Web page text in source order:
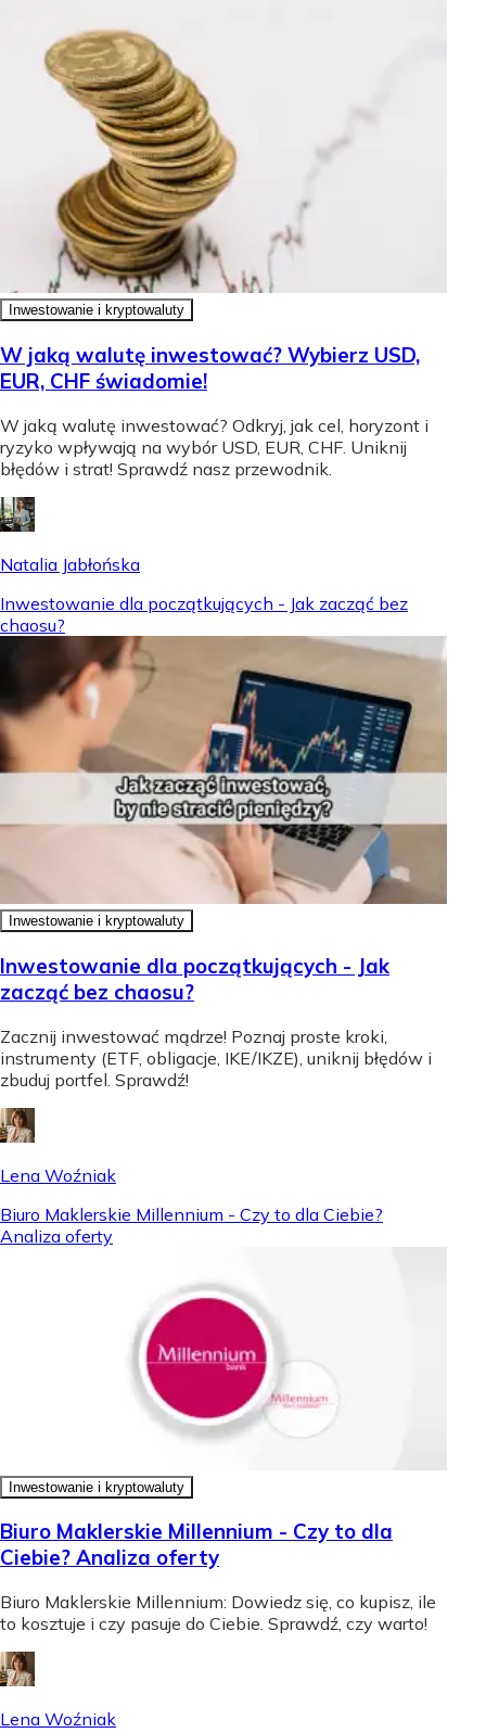
Inwestowanie i kryptowaluty
W jaką walutę inwestować? Wybierz USD,
EUR, CHF świadomie!
W jaką walutę inwestować? Odkryj, jak cel, horyzont i
ryzyko wpływają na wybór USD, EUR, CHF. Uniknij
błędów i strat! Sprawdź nasz przewodnik.
Natalia Jabłońska
Inwestowanie dla początkujących - Jak zacząć bez
chaosu?
Inwestowanie i kryptowaluty
Inwestowanie dla początkujących - Jak
zacząć bez chaosu?
Zacznij inwestować mądrze! Poznaj proste kroki,
instrumenty (ETF, obligacje, IKE/IKZE), uniknij błędów i
zbuduj portfel. Sprawdź!
Lena Woźniak
Biuro Maklerskie Millennium - Czy to dla Ciebie?
Analiza oferty
Inwestowanie i kryptowaluty
Biuro Maklerskie Millennium - Czy to dla
Ciebie? Analiza oferty
Biuro Maklerskie Millennium: Dowiedz się, co kupisz, ile
to kosztuje i czy pasuje do Ciebie. Sprawdź, czy warto!
Lena Woźniak